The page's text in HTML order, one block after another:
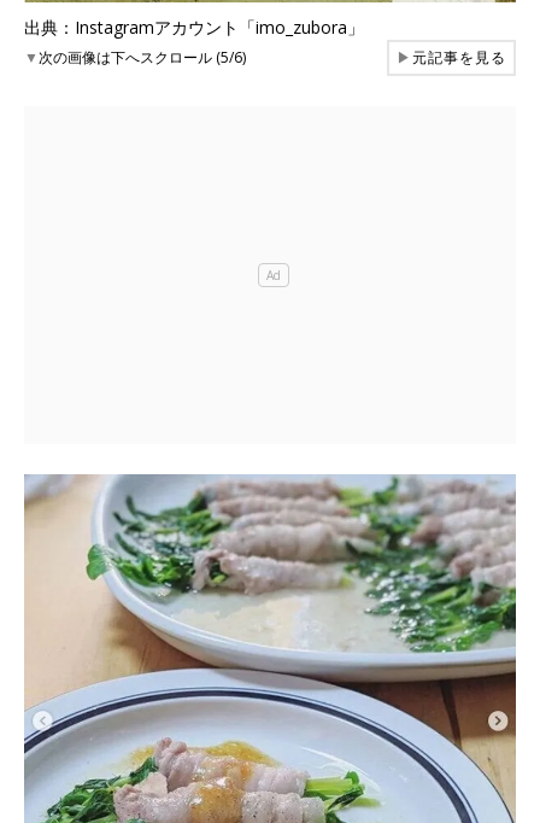
出典：Instagramアカウント「imo_zubora」
▼次の画像は下へスクロール (5/6) ▶元記事を見る